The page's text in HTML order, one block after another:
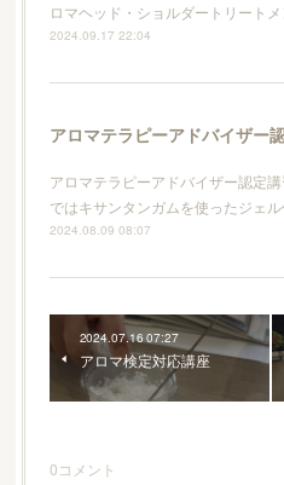
ロマヘッド・ショルダートリートメ
2024.09.17 22:04
アロマテラピーアドバイザー認定
ではキサンタンガムを使ったジェル
2024.08.09 08:07
2024.07.16 07:27
アロマ検定対応講座
0コメント